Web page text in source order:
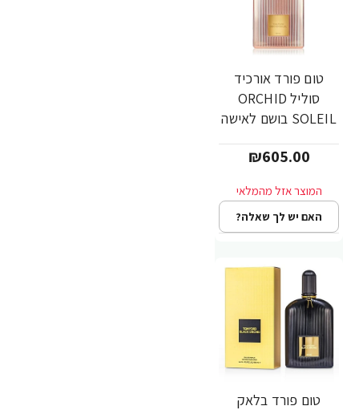
טום פורד אורכיד
סוליל ORCHID
SOLEIL בושם לאישה
מבית TOM FORD₪605.00
האם יש לך שאלה?
טום פורד בלאק